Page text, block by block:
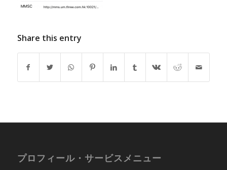
Share this entry
プロフィール・サービスメニュー